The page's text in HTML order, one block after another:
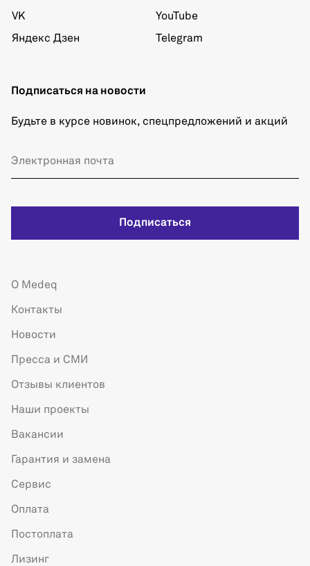
VK
Яндекс Дзен
YouTube
Telegram
Подписаться на новости
Будьте в курсе новинок, спецпредложений и акций
Подписаться
О Medeq
Контакты
Новости
Пресса и СМИ
Отзывы клиентов
Наши проекты
Вакансии
Гарантия и замена
Сервис
Оплата
Постоплата
Лизинг